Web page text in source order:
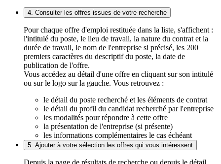
4. Consulter les offres issues de votre recherche
Pour chaque offre d'emploi restituée dans la liste, s'affichent :
l'intitulé du poste, le lieu de travail, la nature du contrat et la
durée de travail, le nom de l'entreprise si précisé, les 200
premiers caractères du descriptif du poste, la date de
publication de l'offre.
Vous accédez au détail d'une offre en cliquant sur son intitulé
ou sur le logo sur la gauche. Vous retrouvez :
le détail du poste recherché et les éléments de contrat
le détail du profil du candidat recherché par l'entreprise
les modalités pour répondre à cette offre
la présentation de l'entreprise (si présente)
les informations complémentaires le cas échéant
5. Ajouter à votre sélection les offres qui vous intéressent
Depuis la page de résultats de recherche ou depuis le détail